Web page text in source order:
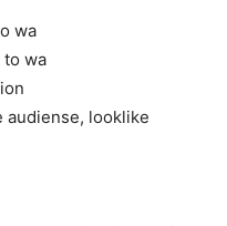
wa
to wa
audiense, looklike